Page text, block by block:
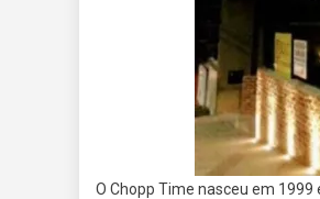
O Chopp Time nasceu em